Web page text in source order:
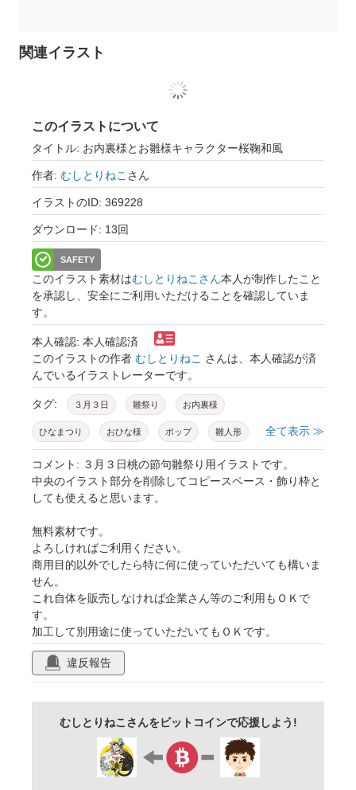
関連イラスト
このイラストについて
タイトル: お内裏様とお雛様キャラクター桜鞠和風
作者: むしとりねこ さん
イラストのID: 369228
ダウンロード: 13回
SAFETY
このイラスト素材はむしとりねこさん本人が制作したこと
を承認し、安全にご利用いただけることを確認していま
す。
本人確認: 本人確認済
このイラストの作者 むしとりねこ さんは、本人確認が済
んでいるイラストレーターです。
タグ: ３月３日 雛祭り お内裏様
ひなまつり おひな様 ポップ 雛人形
ひな祭り 桜 ひな人形 お雛さま
鞠 フレーム キャラクター 和風
コピースペース
三月三日 かわいい おひなさま 素材
可愛い
全て表示 ≫
コメント: ３月３日桃の節句雛祭り用イラストです。
中央のイラスト部分を削除してコピースペース・飾り枠と
しても使えると思います。
無料素材です。
よろしければご利用ください。
商用目的以外でしたら特に何に使っていただいても構いま
せん。
これ自体を販売しなければ企業さん等のご利用もＯＫで
す。
加工して別用途に使っていただいてもＯＫです。
違反報告
むしとりねこさんをビットコインで応援しよう!